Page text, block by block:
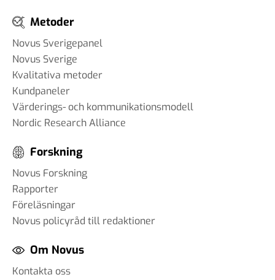
Metoder
Novus Sverigepanel
Novus Sverige
Kvalitativa metoder
Kundpaneler
Värderings- och kommunikationsmodell
Nordic Research Alliance
Forskning
Novus Forskning
Rapporter
Föreläsningar
Novus policyråd till redaktioner
Om Novus
Kontakta oss